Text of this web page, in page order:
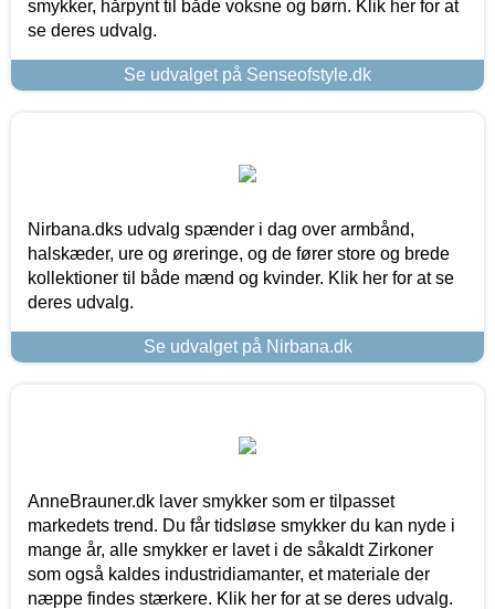
smykker, hårpynt til både voksne og børn. Klik her for at
se deres udvalg.
Se udvalget på Senseofstyle.dk
Nirbana.dks udvalg spænder i dag over armbånd,
halskæder, ure og øreringe, og de fører store og brede
kollektioner til både mænd og kvinder. Klik her for at se
deres udvalg.
Se udvalget på Nirbana.dk
AnneBrauner.dk laver smykker som er tilpasset
markedets trend. Du får tidsløse smykker du kan nyde i
mange år, alle smykker er lavet i de såkaldt Zirkoner
som også kaldes industridiamanter, et materiale der
næppe findes stærkere. Klik her for at se deres udvalg.